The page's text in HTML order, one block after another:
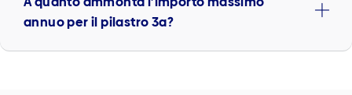
annuo per il pilastro 3a?